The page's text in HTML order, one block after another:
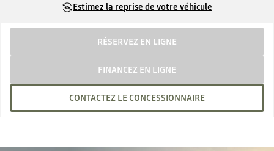
Estimez la reprise de votre véhicule
RÉSERVEZ EN LIGNE
FINANCEZ EN LIGNE
CONTACTEZ LE CONCESSIONNAIRE